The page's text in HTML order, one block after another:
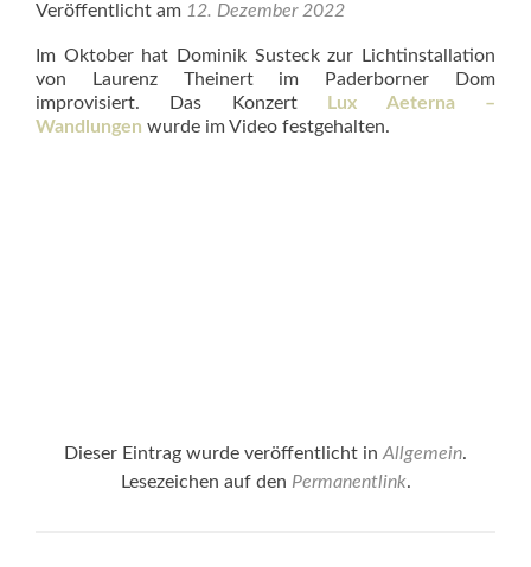
Veröffentlicht am 12. Dezember 2022
Im Oktober hat Dominik Susteck zur Lichtinstallation
von Laurenz Theinert im Paderborner Dom
improvisiert. Das Konzert
Lux Aeterna –
Wandlungen wurde imVideo festgehalten.
Dieser Eintrag wurde veröffentlicht in Allgemein.
Lesezeichen auf den Permanentlink.